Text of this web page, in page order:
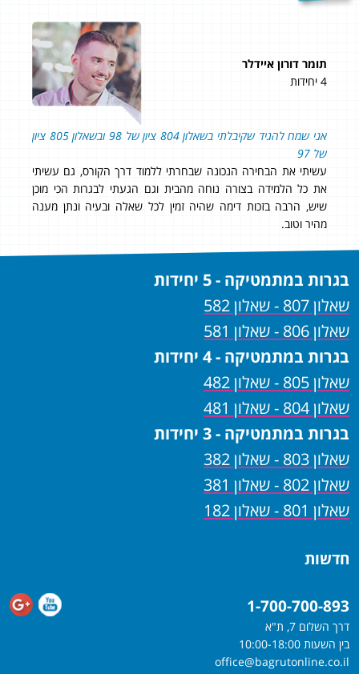
תומר דורון איידלר
4 יחידות
אני שמח להגיד שקיבלתי בשאלון 804 ציון של 98 ובשאלון 805 ציון
של 97
עשיתי את הבחירה הנכונה שבחרתי ללמוד דרך הקורס, גם עשיתי
את כל הלמידה בצורה נוחה מהבית וגם הגעתי לבגרות הכי מוכן
שיש, הרבה בזכות דימה שהיה זמין לכל שאלה ובעיה ונתן מענה
מהיר וטוב.
בגרות במתמטיקה - 5 יחידות
שאלון 807 - שאלון 582
שאלון 806 - שאלון 581
בגרות במתמטיקה - 4 יחידות
שאלון 805 - שאלון 482
שאלון 804 - שאלון 481
בגרות במתמטיקה - 3 יחידות
שאלון 803 - שאלון 382
שאלון 802 - שאלון 381
שאלון 801 - שאלון 182
חדשות
1-700-700-893
דרך השלום 7, ת"א
בין השעות 10:00-18:00
office@bagrutonline.co.il